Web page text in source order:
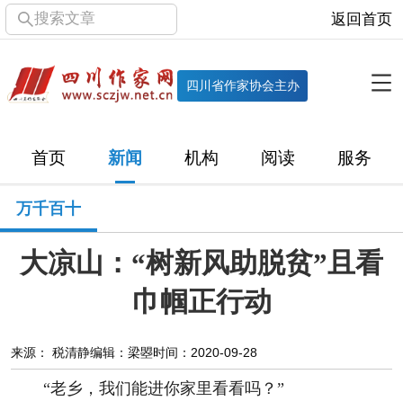
搜索文章 返回首页
四川省作家协会主办
首页 新闻 机构 阅读 服务
机构
直属单位 团体会员 主管社团 专门委员会
历届主席团
新闻
文学动态 作协工作
十百千 网络文学 万千百十
万千百十
大凉山：“树新风助脱贫”且看
巾帼正行动
来源： 税清静编辑：梁曌时间：2020-09-28
“老乡，我们能进你家里看看吗？”